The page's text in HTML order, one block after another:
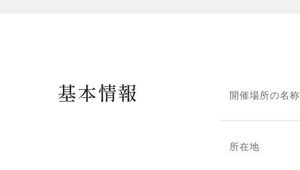
基本情報 開催場所の名称
所在地